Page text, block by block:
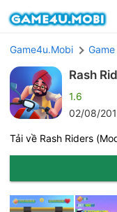
Game4u.Mobi
Rash
1.6
02/08/
Tải về Rash Riders